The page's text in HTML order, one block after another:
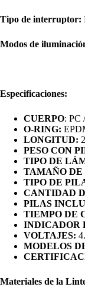
Tipo de interruptor:
Modos de
Especificaciones:
CUERPO: PC
O-RING:
LONGITUD:
PESO CON
TIPO DE
TAMAÑO
TIPO DE
CANTIDAD
PILAS
TIEMPO DE
INDICADOR
VOLTAJES:
MODELOS
Materiales de la